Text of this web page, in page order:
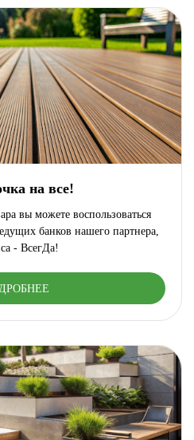
на все!
вы можете воспользоваться
банков нашего партнера,
- ВсегДа!